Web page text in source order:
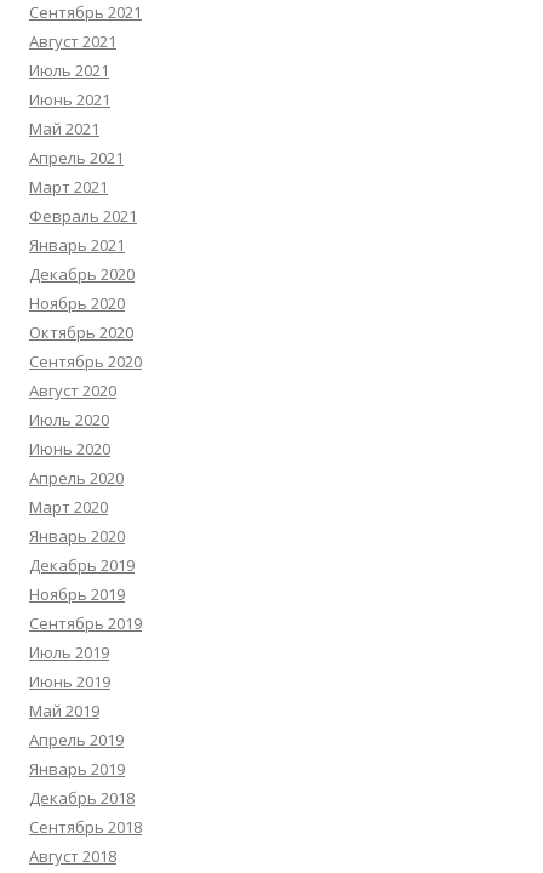
Сентябрь 2021
Август 2021
Июль 2021
Июнь 2021
Май 2021
Апрель 2021
Март 2021
Февраль 2021
Январь 2021
Декабрь 2020
Ноябрь 2020
Октябрь 2020
Сентябрь 2020
Август 2020
Июль 2020
Июнь 2020
Апрель 2020
Март 2020
Январь 2020
Декабрь 2019
Ноябрь 2019
Сентябрь 2019
Июль 2019
Июнь 2019
Май 2019
Апрель 2019
Январь 2019
Декабрь 2018
Сентябрь 2018
Август 2018